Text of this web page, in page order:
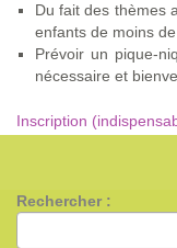
Du fait des thèmes
enfants de moins
Prévoir un pique-
nécessaire et
Inscription
Rechercher :